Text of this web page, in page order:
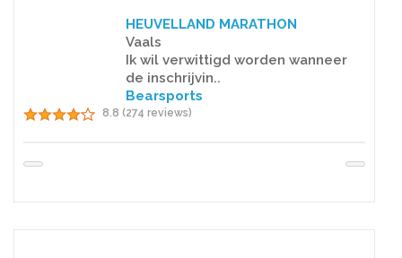
HEUVELLAND MARATHON
Vaals
Ik wil verwittigd worden wanneer
de inschrijvin..
Bearsports
8.8 (274 reviews)